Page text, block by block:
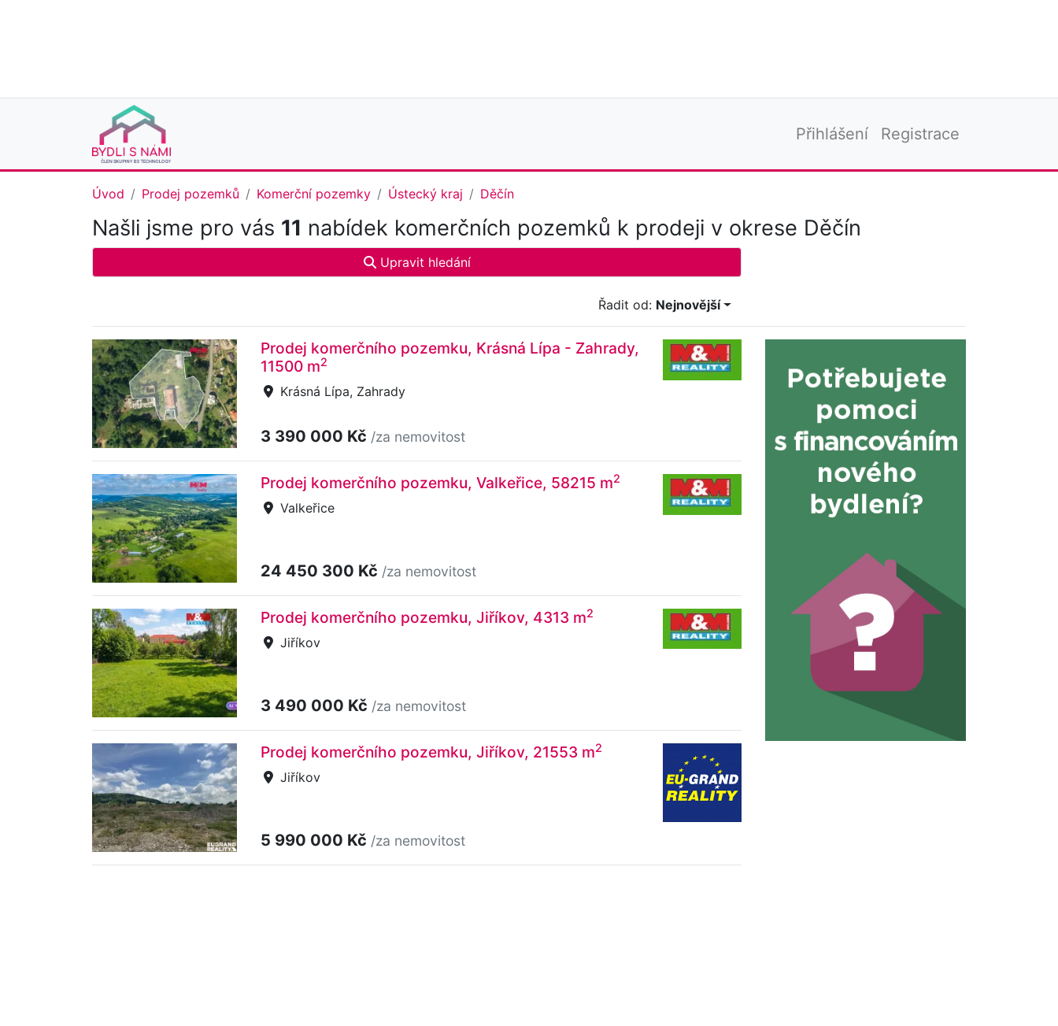
Přihlášení Registrace
Úvod Prodej pozemků Komerční pozemky Ústecký kraj Děčín
Našli jsme pro vás 11 nabídek komerčních pozemků k prodeji v okrese Děčín
Upravit hledání
Řadit od: Nejnovější
Prodej komerčního pozemku, Krásná Lípa - Zahrady,
11500 m2
Krásná Lípa, Zahrady
3 390 000 Kč /za nemovitost
Prodej komerčního pozemku, Valkeřice, 58215 m2
Valkeřice
24 450 300 Kč /za nemovitost
Prodej komerčního pozemku, Jiříkov, 4313 m2
Jiříkov
3 490 000 Kč /za nemovitost
Prodej komerčního pozemku, Jiříkov, 21553 m2
Jiříkov
5 990 000 Kč /za nemovitost